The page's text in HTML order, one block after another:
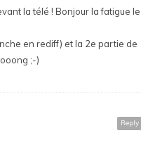
la télé ! Bonjour la fatigue le
en rediff) et la 2e partie de
;-)
Reply